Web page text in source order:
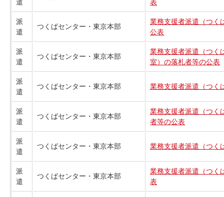
遣 表
派
遣
つくばセンター・東京本部
業務支援者派遣（つく
公表
派
遣
つくばセンター・東京本部
業務支援者派遣（つく
室）の落札者等の公表
派
遣
つくばセンター・東京本部 業務支援者派遣（つく
派
遣
つくばセンター・東京本部
業務支援者派遣（つく
者等の公表
派
遣
つくばセンター・東京本部 業務支援者派遣（つく
派
遣
つくばセンター・東京本部
業務支援者派遣（つく
表